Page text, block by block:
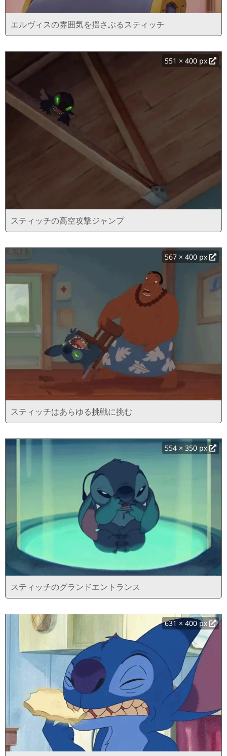
エルヴィスの雰囲気を揺さぶるスティッチ
551 × 400 px
スティッチの高空攻撃ジャンプ
567 × 400 px
スティッチはあらゆる挑戦に挑む
554 × 350 px
スティッチのグランドエントランス
631 × 400 px